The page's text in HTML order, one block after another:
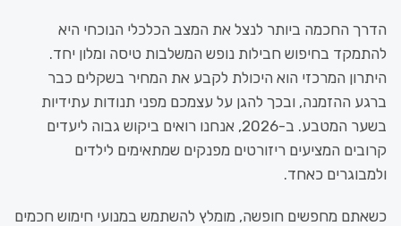
הדרך החכמה ביותר לנצל את המצב הכלכלי הנוכחי היא
להתמקד בחיפוש חבילות נופש המשלבות טיסה ומלון יחד.
היתרון המרכזי הוא היכולת לקבע את המחיר בשקלים כבר
ברגע ההזמנה, ובכך להגן על עצמכם מפני תנודות עתידיות
בשער המטבע. ב-2026, אנחנו רואים ביקוש גבוה ליעדים
קרובים המציעים ריזורטים מפנקים שמתאימים לילדים
ולמבוגרים כאחד.
כשאתם מחפשים חופשה, מומלץ להשתמש במנועי חימוש חכמים